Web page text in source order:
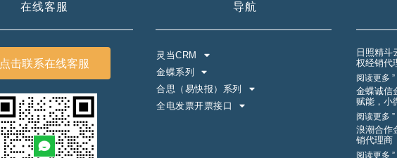
在线客服
点击联系在线客服
导航
灵当CRM
金蝶系列
合思（易快报）系列
全电发票开票接口
日照精斗
权经销代
阅读更多 ”
金蝶诚信
赋能，小
阅读更多 ”
浪潮合作
销代理商
阅读更多 ”